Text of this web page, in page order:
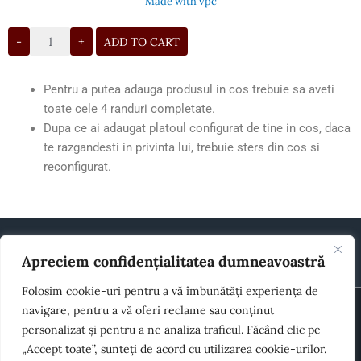
Apreciem confidențialitatea dumneavoastră
Folosim cookie-uri pentru a vă îmbunătăți experiența de
navigare, pentru a vă oferi reclame sau conținut
personalizat și pentru a ne analiza traficul. Făcând clic pe
„Accept toate”, sunteți de acord cu utilizarea cookie-urilor.
ADD TO CART
Pentru a putea adauga produsul in cos trebuie sa aveti
toate cele 4 randuri completate.
Dupa ce ai adaugat platoul configurat de tine in cos, daca
te razgandesti in privinta lui, trebuie sters din cos si
reconfigurat.
© 2026 Toate drepturile rezervate House of Cookies